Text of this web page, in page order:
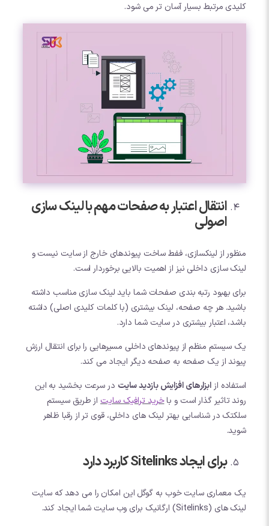
کلیدی مرتبط بسیار آسان تر می شود.
انتقال اعتبار به صفحات مهم با لینک سازی
اصولی
منظور از لینکسازی، ففط ساخت پیوندهای خارج از سایت نیست و
لینک سازی داخلی نیز از اهمیت بالایی برخوردار است.
برای بهبود رتبه بندی صفحات شما باید لینک سازی مناسب داشته
باشید. هر چه صفحه، لینک بیشتری (با کلمات کلیدی اصلی) داشته
باشد، اعتبار بیشتری در سایت شما دارد.
یک سیستم منظم از پیوندهای داخلی مسیرهایی را برای انتقال ارزش
پیوند از یک صفحه به صفحه دیگر ایجاد می کند.
استفاده از ابزارهای افزایش بازدید سایت در سرعت بخشید به این
روند تاثیر گذار است و باخرید ترافیک سایتاز طریق سیستم
سلکتک در شناسایی بهتر لینک های داخلی، قوی تر از رقبا ظاهر
شوید.
برای ایجاد Sitelinks کاربرد دارد
یک معماری سایت خوب به گوگل این امکان را می دهد که سایت
لینک های (Sitelinks) ارگانیک برای وب سایت شما ایجاد کند.